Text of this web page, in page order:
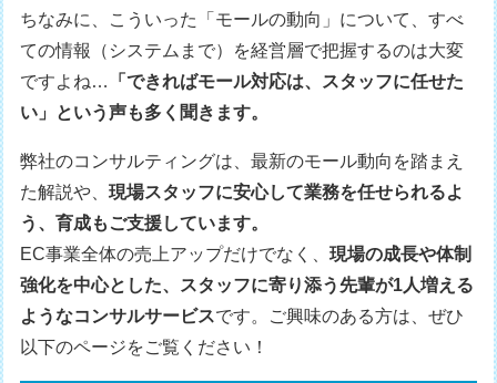
ちなみに、こういった「モールの動向」について、すべ
ての情報（システムまで）を経営層で把握するのは大変
ですよね…
「できればモール対応は、スタッフに任せた
い」という声も多く聞きます。
弊社のコンサルティングは、最新のモール動向を踏まえ
た解説や、現場スタッフに安心して業務を任せられるよ
う、育成もご支援しています。
EC事業全体の売上アップだけでなく、現場の成長や体制
強化を中心とした、スタッフに寄り添う先輩が1人増える
ようなコンサルサービスです。ご興味のある方は、ぜひ
以下のページをご覧ください！